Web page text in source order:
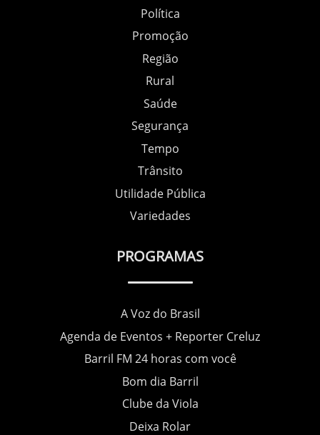
Política
Promoção
Região
Rural
Saúde
Segurança
Tempo
Trânsito
Utilidade Pública
Variedades
PROGRAMAS
A Voz do Brasil
Agenda de Eventos + Reporter Creluz
Barril FM 24 horas com você
Bom dia Barril
Clube da Viola
Deixa Rolar